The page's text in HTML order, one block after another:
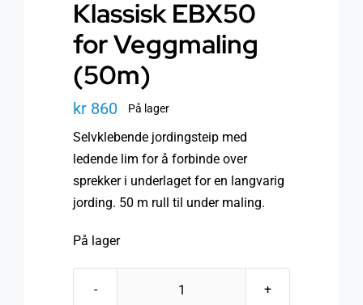
Klassisk EBX50
for Veggmaling
(50m)
kr 860 På lager
Selvklebende jordingsteip med
ledende lim for å forbinde over
sprekker i underlaget for en langvarig
jording. 50 m rull til under maling.
På lager
Jordingstape